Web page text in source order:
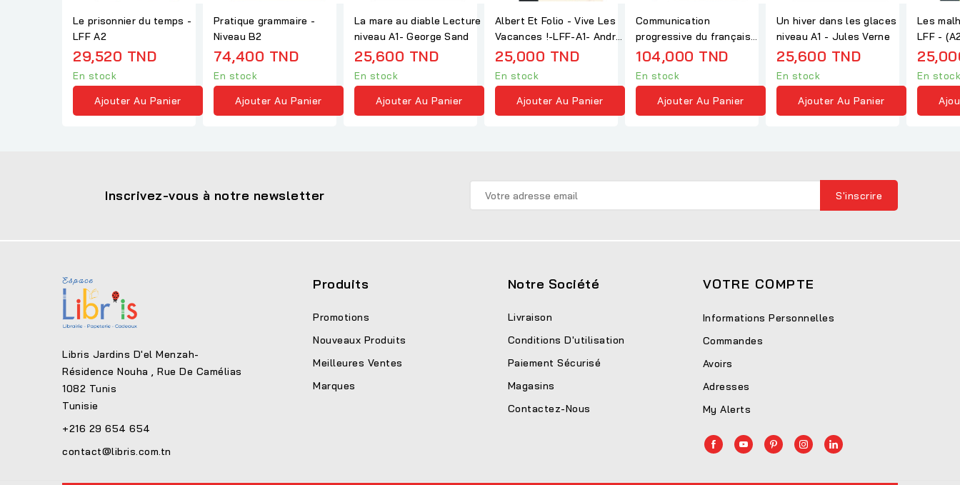
Le prisonnier du temps -
LFF A2
29,520 TND
En stock
Ajouter Au Panier
Pratique grammaire -
Niveau B2
74,400 TND
En stock
Ajouter Au Panier
La mare au diable Lecture
niveau A1- George Sand
25,600 TND
En stock
Ajouter Au Panier
Albert Et Folio - Vive Les
Vacances !-LFF-A1- André
Treper
25,000 TND
En stock
Ajouter Au Panier
Communication
progressive du français
des affaires -...
104,000 TND
En stock
Ajouter Au Panier
Un hiver dans les glaces
niveau A1 - Jules Verne
25,600 TND
En stock
Ajouter Au Panier
Les
LFF -
Ségur
En stock
Inscrivez-vous à notre newsletter
Libris Jardins D'el Menzah-
Résidence Nouha , Rue De Camélias
1082 Tunis
Tunisie
+216 29 654 654
contact@libris.com.tn
Produits
Promotions
Nouveaux Produits
Meilleures Ventes
Marques
Notre Société
Livraison
Conditions D'utilisation
Paiement Sécurisé
Magasins
Contactez-Nous
VOTRE COMPTE
Informations Personnelles
Commandes
Avoirs
Adresses
My Alerts